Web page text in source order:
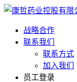
战略合作
联系我们
联系方式
加入我们
员工登录